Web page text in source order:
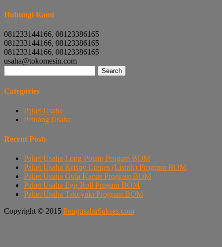
Hubungi Kami
081233144166, 08123386165
081233144166, 08123386165
081233144166, 08123386165
usaha@tokomesin.com
for:
Categories
Paket Usaha
Peluang Usaha
Recent Posts
Paket Usaha Long Potato Progam BOM
Paket Usaha Krispy Crepes (Listrik) Program BOM
Paket Usaha Gula Kapas Program BOM
Paket Usaha Egg Roll Progam BOM
Paket Usaha Takoyaki Program BOM
Copyright © 2015 PengusahaSukses.com